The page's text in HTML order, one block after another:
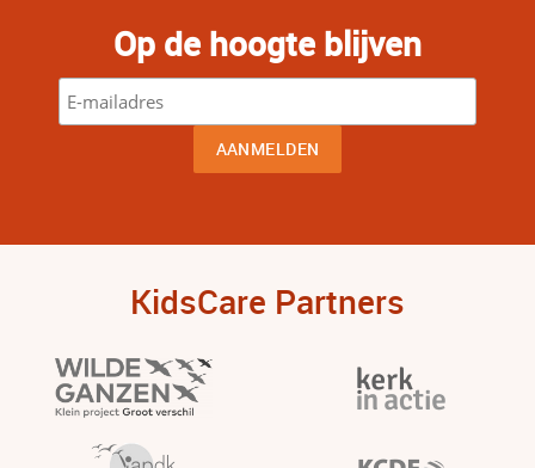
Op de hoogte blijven
KidsCare Partners